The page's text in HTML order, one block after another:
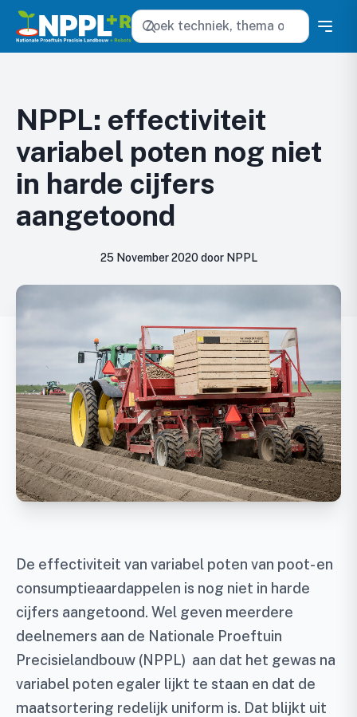
Zoeken
NPPL: effectiviteit
variabel poten nog niet
in harde cijfers
aangetoond
25 November 2020 door NPPL
De effectiviteit van variabel poten van poot- en
consumptieaardappelen is nog niet in harde
cijfers aangetoond. Wel geven meerdere
deelnemers aan de Nationale Proeftuin
Precisielandbouw (NPPL) aan dat het gewas na
variabel poten egaler lijkt te staan en dat de
maatsortering redelijk uniform is. Dat blijkt uit